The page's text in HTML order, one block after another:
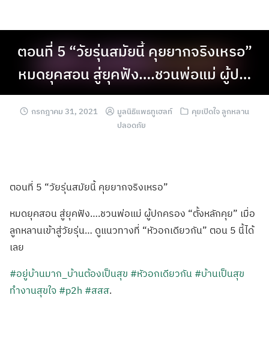
ตอนที่ 5 “วัยรุ่นสมัยนี้ คุยยากจริงเหรอ”
หมดยุคสอน สู่ยุคฟัง….ชวนพ่อแม่ ผู้ป…
กรกฎาคม 31, 2021 มูลนิธิแพธทูเฮลท์
คุยเปิดใจ ลูกหลาน
ปลอดภัย
ตอนที่ 5 “วัยรุ่นสมัยนี้ คุยยากจริงเหรอ”
หมดยุคสอน สู่ยุคฟัง….ชวนพ่อแม่ ผู้ปกครอง “ตั้งหลักคุย” เมื่อ
ลูกหลานเข้าสู่วัยรุ่น… ดูแนวทางที่ “หัวอกเดียวกัน” ตอน 5 นี้ได้
เลย
#อยู่บ้านมาก_บ้านต้องเป็นสุข #หัวอกเดียวกัน #บ้านเป็นสุข
ทำงานสุขใจ #p2h #สสส.